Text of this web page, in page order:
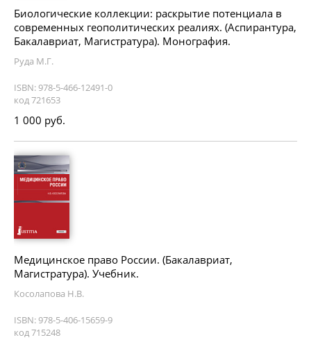
Биологические коллекции: раскрытие потенциала в
современных геополитических реалиях. (Аспирантура,
Бакалавриат, Магистратура). Монография.
Руда М.Г.
ISBN: 978-5-466-12491-0
код 721653
1 000 руб.
Медицинское право России. (Бакалавриат,
Магистратура). Учебник.
Косолапова Н.В.
ISBN: 978-5-406-15659-9
код 715248